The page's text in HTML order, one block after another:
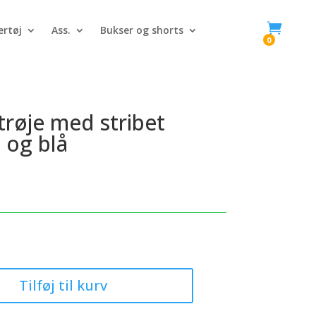
Ass. Bukser og shorts 
0
med stribet
blå
Tilføj til kurv